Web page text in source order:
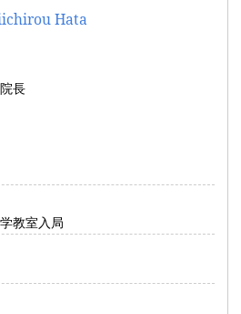
Hata
長
教室入局